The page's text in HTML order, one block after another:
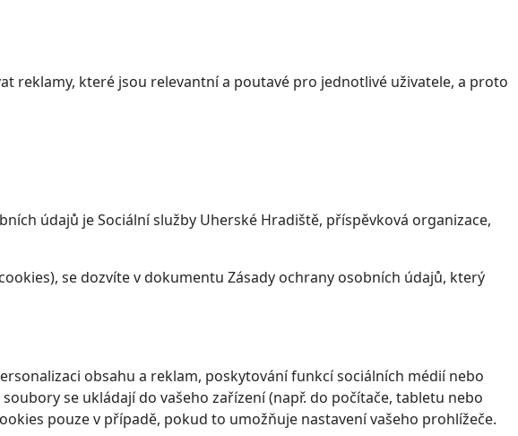
reklamy, které jsou relevantní a poutavé pro jednotlivé uživatele, a proto
údajů je Sociální služby Uherské Hradiště, příspěvková organizace,
se dozvíte v dokumentu Zásady ochrany osobních údajů, který
obsahu a reklam, poskytování funkcí sociálních médií nebo
se ukládají do vašeho zařízení (např. do počítače, tabletu nebo
pouze v případě, pokud to umožňuje nastavení vašeho prohlížeče.